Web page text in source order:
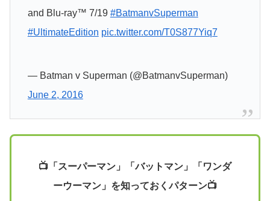
and Blu-ray™ 7/19 #BatmanvSuperman
#UltimateEdition pic.twitter.com/T0S877Yiq7
— Batman v Superman (@BatmanvSuperman)
June 2, 2016
📺「スーパーマン」「バットマン」「ワンダ
ーウーマン」を知っておくパターン📺